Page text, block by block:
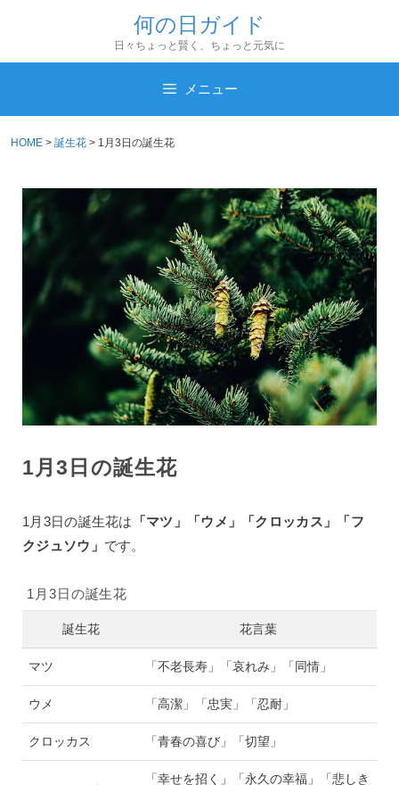
テ
何の日ガイド
日々ちょっと賢く、ちょっと元気に
メニュー
HOME > 誕生花 > 1月3日の誕生花
1月3日の誕生花
1月3日の誕生花は
「マツ」「ウメ」「クロッカス」「フ
クジュソウ」 です。
1月3日の誕生花
誕生花 花言葉
マツ 「不老長寿」「哀れみ」「同情」
ウメ 「高潔」「忠実」「忍耐」
クロッカス 「青春の喜び」「切望」
「幸せを招く」「永久の幸福」「悲しき